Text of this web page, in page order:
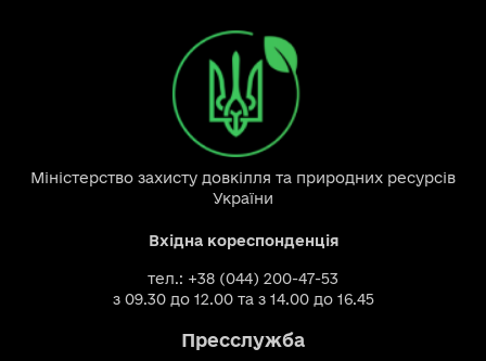
Міністерство захисту довкілля та природних ресурсів
України
Вхідна кореспонденція
тел.: +38 (044) 200-47-53
з 09.30 до 12.00 та з 14.00 до 16.45
Пресслужба